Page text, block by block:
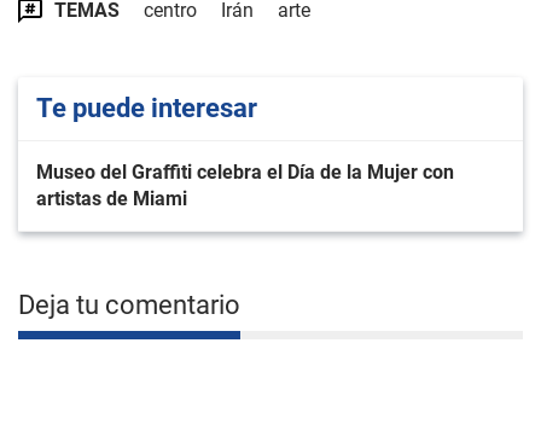
TEMAS centro Irán arte
Te puede interesar
Museo del Graffiti celebra el Día de la Mujer con
artistas de Miami
Deja tu comentario